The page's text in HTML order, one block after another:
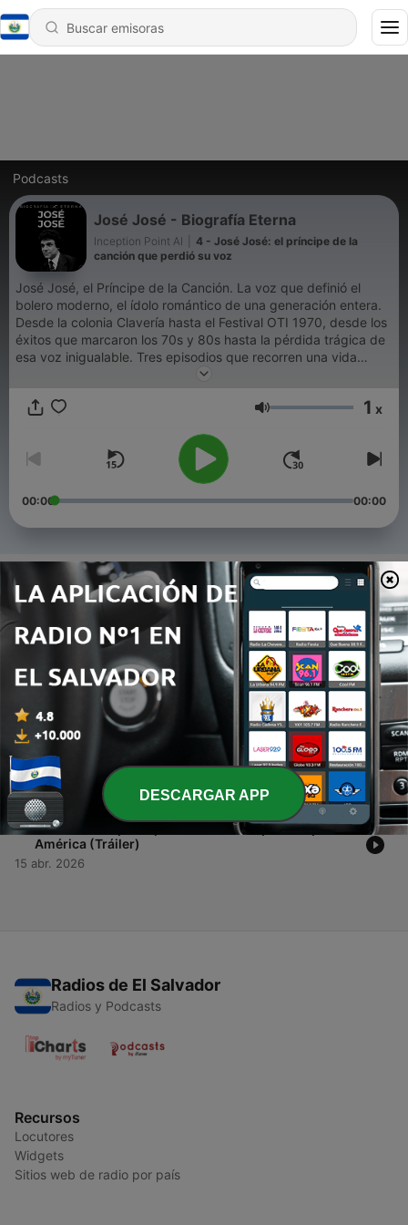
Podcasts
José José - Biografía Eterna
Inception Point AI
4 - José José: el príncipe de la
canción que perdió su voz
José José, el Príncipe de la Canción. La voz que definió el
bolero moderno, el ídolo romántico de una generación entera.
Desde la colonia Clavería hasta el Festival OTI 1970, desde los
éxitos que marcaron los 70s y 80s hasta la pérdida trágica de
esa voz inigualable. Tres episodios que recorren una vida
extraordinaria — el talento, la fama, el alcoholismo, el dolor, el
prefieras tus podcasts. This content was created in
Volumen 1 x
00:00 00:00
Episodios
4
José José: el príncipe de la canción que perdió su
voz
3 - José José: el príncipe de la canción que conquistó
14 abr. 2026
2 - José José: el príncipe de la canción que conquistó
América
14 abr. 2026
1 - José José: el príncipe de la canción que conquistó
América (Tráiler)
15 abr. 2026
Radios de El Salvador
Radios y Podcasts
Recursos
Locutores
Widgets
Sitios web de radio por país
DESCARGAR APP